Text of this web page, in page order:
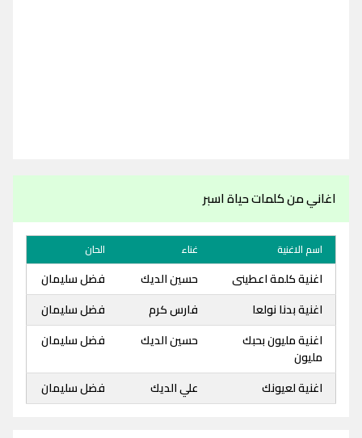
اغاني من كلمات حياة اسبر
اسم الاغنية غناء الحان
اغنية كلمة اعطينى حسين الديك
فضل سليمان
اغنية بدنا نولعا
فارس كرم
فضل سليمان
اغنية مليون بحبك
مليون
حسين الديك فضل سليمان
اغنية لعيونك علي الديك فضل سليمان